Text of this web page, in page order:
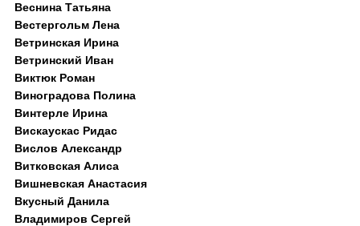
Веснина Татьяна
Вестергольм Лена
Ветринская Ирина
Ветринский Иван
Виктюк Роман
Виноградова Полина
Винтерле Ирина
Вискаускас Ридас
Вислов Александр
Витковская Алиса
Вишневская Анастасия
Вкусный Данила
Владимиров Сергей